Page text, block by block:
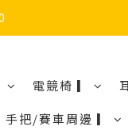
3000折300
3000折300
/ 3000折300
電競椅 ▎
手把/賽車周邊 ▎